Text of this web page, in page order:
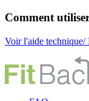
Comment
Voir l'aide technique/